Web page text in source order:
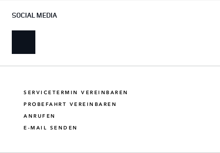
SERVICETERMIN VEREINBAREN
PROBEFAHRT VEREINBAREN
ANRUFEN
E-MAIL SENDEN
SOCIAL MEDIA